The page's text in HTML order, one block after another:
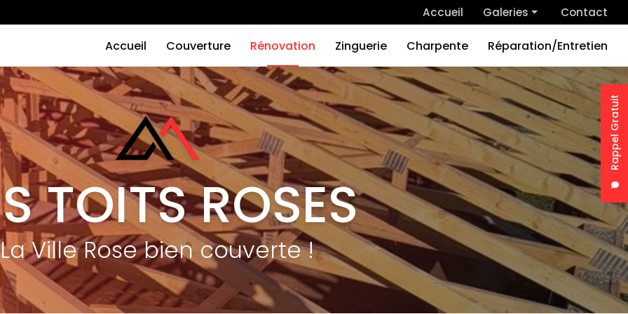
Rappel Gratuit
Accueil
Galeries
Zinguerie
Charpente
Réparation/Entretien
Contact
Accueil
Couverture Rénovation Zinguerie Charpente Réparation/Entretien
TOITS ROSES
La Ville Rose bien couverte !